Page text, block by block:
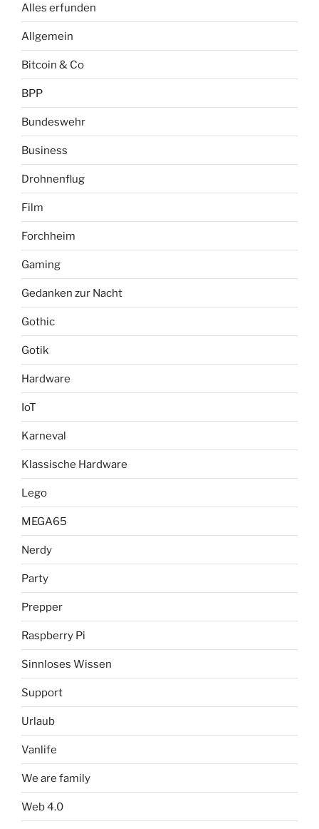
Alles erfunden
Allgemein
Bitcoin & Co
BPP
Bundeswehr
Business
Drohnenflug
Film
Forchheim
Gaming
Gedanken zur Nacht
Gothic
Gotik
Hardware
IoT
Karneval
Klassische Hardware
Lego
MEGA65
Nerdy
Party
Prepper
Raspberry Pi
Sinnloses Wissen
Support
Urlaub
Vanlife
We are family
Web 4.0